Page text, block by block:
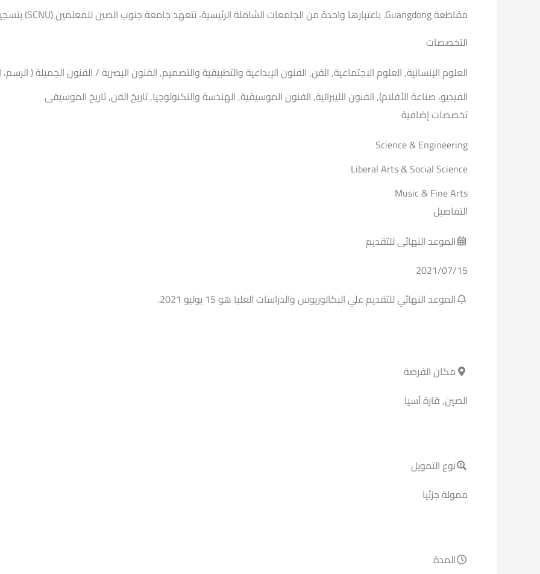
مقاطعة Guangdong. باعتبارها واحدة من الجامعات الشاملة الرئيسية، تتعهد جامعة جنوب الصين للمعلمين (SCNU) بتسجيل الطلاب الدوليين بموجب هذه المنحة الحكومية.
التخصصات
العلوم الإنسانية, العلوم الاجتماعية, الفن, الفنون الإبداعية والتطبيقية والتصميم, الفنون البصرية / الفنون الجميلة (
الفيديو، صناعة الأفلام), الفنون الليبرالية, الفنون الموسيقية, الهندسة والتكنولوجيا, تاريخ الفن, تاريخ الموسيقى
تخصصات إضافية
Science & Engineering
Liberal Arts & Social Science
Music & Fine Arts
التفاصيل
الموعد النهائى للتقديم
2021/07/15
الموعد النهائي للتقديم علي البكالوريوس والدراسات العليا هو 15 يوليو 2021.
مكان الفرصة
الصين, قارة آسيا
نوع التمويل
ممولة جزئيا
المدة